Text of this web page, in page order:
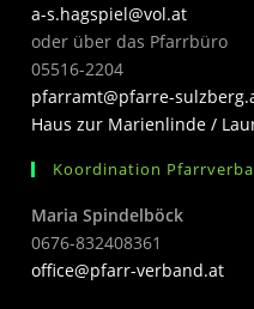
a-s.hagspiel@vol.at
oder über das Pfarrbüro
05516-2204
pfarramt@pfarre-
Haus zur Marienlinde /
Koordination
Maria Spindelböck
0676-832408361
office@pfarr-verband.at